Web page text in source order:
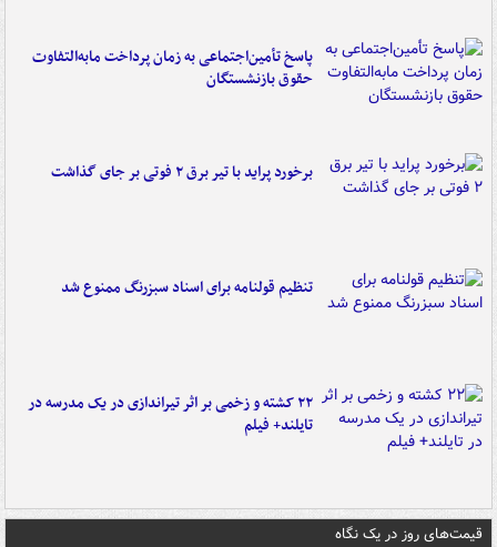
پاسخ تأمین‌اجتماعی به زمان پرداخت مابه‌التفاوت
حقوق بازنشستگان
برخورد پراید با تیر برق ۲ فوتی بر جای گذاشت
تنظیم قولنامه برای اسناد سبزرنگ ممنوع شد
۲۲ کشته و زخمی بر اثر تیراندازی در یک مدرسه در
تایلند+ فیلم
قیمت‌های روز در یک نگاه